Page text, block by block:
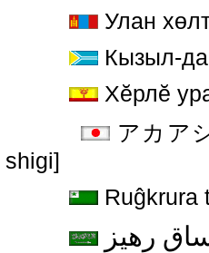
Улан
Кызыл-
Хĕрлĕ
アカア
shigi]
Ruĝkrura
رهيز